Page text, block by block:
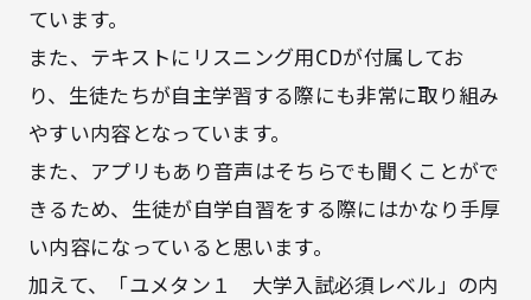
ています。
また、テキストにリスニング用CDが付属してお
り、生徒たちが自主学習する際にも非常に取り組み
やすい内容となっています。
また、アプリもあり音声はそちらでも聞くことがで
きるため、生徒が自学自習をする際にはかなり手厚
い内容になっていると思います。
加えて、「ユメタン１ 大学入試必須レベル」の内